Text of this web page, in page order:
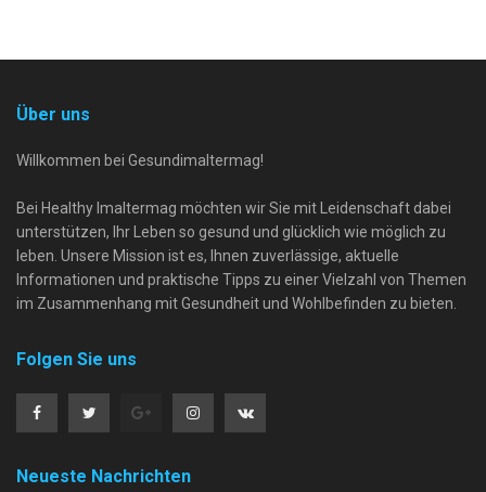
Über uns
Willkommen bei Gesundimaltermag!
Bei Healthy Imaltermag möchten wir Sie mit Leidenschaft dabei
unterstützen, Ihr Leben so gesund und glücklich wie möglich zu
leben. Unsere Mission ist es, Ihnen zuverlässige, aktuelle
Informationen und praktische Tipps zu einer Vielzahl von Themen
im Zusammenhang mit Gesundheit und Wohlbefinden zu bieten.
Folgen Sie uns
Neueste Nachrichten